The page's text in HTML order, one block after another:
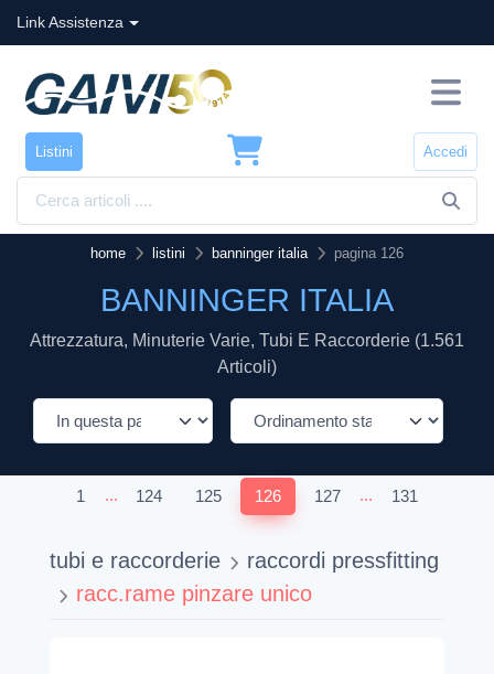
Link Assistenza
Listini Accedi
home listini banninger italia pagina 126
BANNINGER ITALIA
Attrezzatura, Minuterie Varie, Tubi E Raccorderie (1.561
Articoli)
1 ... 124 125 126 127 ... 131
tubi e raccorderie
raccordi pressfitting
racc.rame pinzare unico